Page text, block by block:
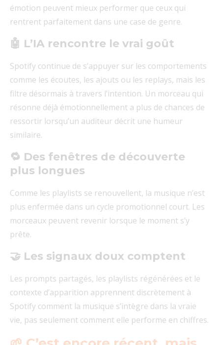
émotion peuvent mieux performer que ceux qui
rentrent parfaitement dans une case de genre.
🤖 L’IA rencontre le vrai goût
Spotify continue de s’appuyer sur les comportements
comme les écoutes, les ajouts ou les replays, mais les
filtre désormais à travers l’intention. Un morceau qui
résonne déjà émotionnellement a plus de chances de
ressortir lorsqu’un auditeur décrit une humeur
similaire.
🔁 Des fenêtres de découverte
plus longues
Comme les playlists se renouvellent, la musique n’est
plus enfermée dans un cycle promotionnel court. Les
morceaux peuvent revenir lorsque le moment s’y
prête.
🤝 Les signaux doux comptent
Les prompts partagés, les playlists régénérées et le
contexte d’apparition apprennent discrètement à
Spotify comment la musique s’intègre dans la vraie
vie, pas seulement comment elle performe en chiffres.